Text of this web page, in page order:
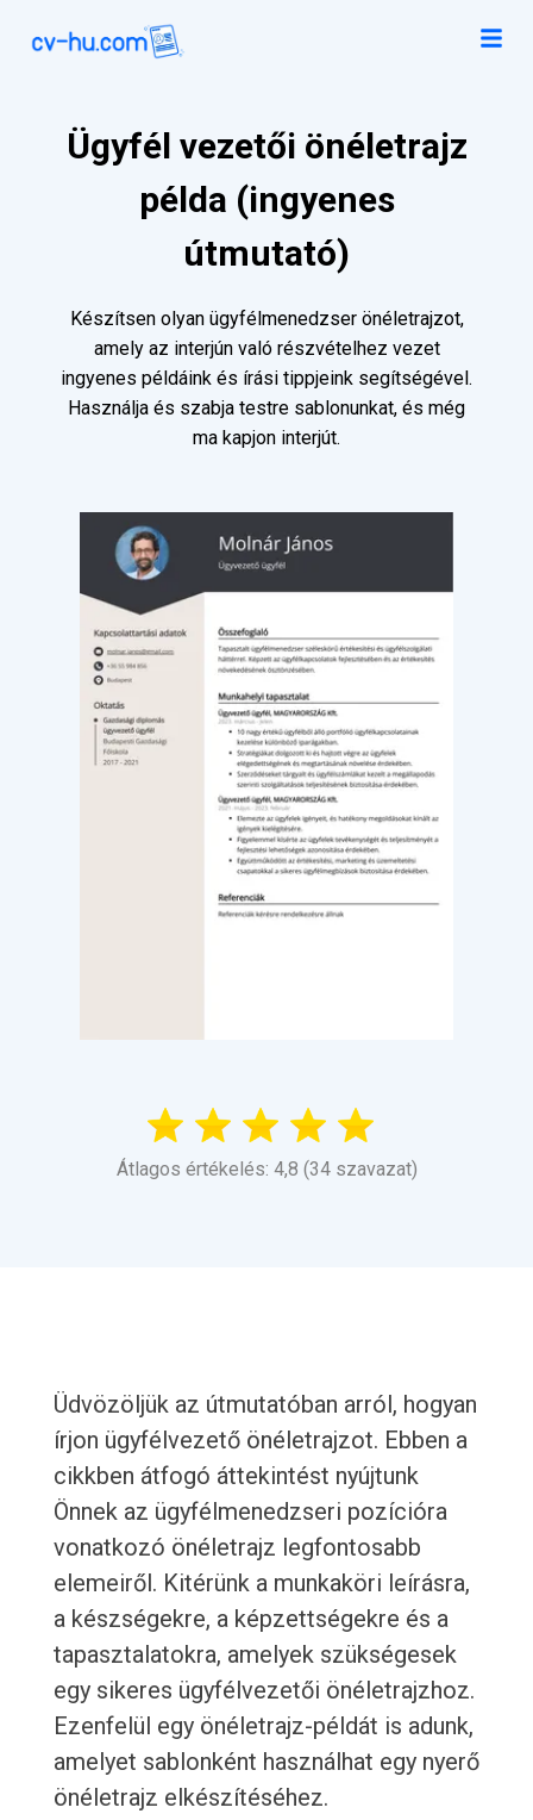
Ügyfél vezetői önéletrajz
példa (ingyenes
útmutató)
Készítsen olyan ügyfélmenedzser önéletrajzot,
amely az interjún való részvételhez vezet
ingyenes példáink és írási tippjeink segítségével.
Használja és szabja testre sablonunkat, és még
ma kapjon interjút.
Átlagos értékelés: 4,8 (34 szavazat)
Üdvözöljük az útmutatóban arról, hogyan
írjon ügyfélvezető önéletrajzot. Ebben a
cikkben átfogó áttekintést nyújtunk
Önnek az ügyfélmenedzseri pozícióra
vonatkozó önéletrajz legfontosabb
elemeiről. Kitérünk a munkaköri leírásra,
a készségekre, a képzettségekre és a
tapasztalatokra, amelyek szükségesek
egy sikeres ügyfélvezetői önéletrajzhoz.
Ezenfelül egy önéletrajz-példát is adunk,
amelyet sablonként használhat egy nyerő
önéletrajz elkészítéséhez.